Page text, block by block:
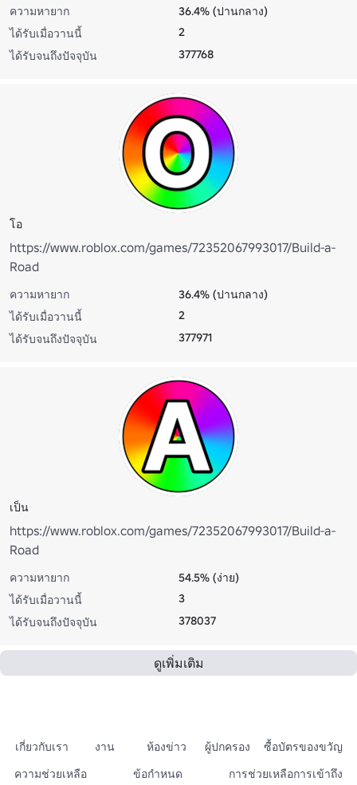
ความหายาก
36.4% (ปานกลาง)
ได้รับเมื่อวานนี้
2
ได้รับจนถึงปัจจุบัน
377768
โอ
https://www.roblox.com/games/72352067993017/Build-a-
Road
ความหายาก
36.4% (ปานกลาง)
ได้รับเมื่อวานนี้
2
ได้รับจนถึงปัจจุบัน
377971
เป็น
https://www.roblox.com/games/72352067993017/Build-a-
Road
ความหายาก
54.5% (ง่าย)
ได้รับเมื่อวานนี้
3
ได้รับจนถึงปัจจุบัน
378037
ดูเพิ่มเติม
เกี่ยวกับเรา งาน ห้องข่าว ผู้ปกครอง
ซื้อบัตรของขวัญ
ความช่วยเหลือ
ข้อกำหนด การช่วยเหลือการเข้าถึง